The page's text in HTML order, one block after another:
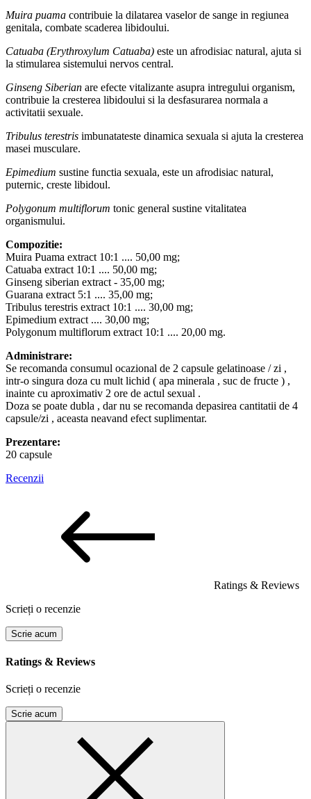
Muira puama contribuie la dilatarea vaselor de sange in regiunea
genitala, combate scaderea libidoului.
Catuaba (Erythroxylum Catuaba) este un afrodisiac natural, ajuta si
la stimularea sistemului nervos central.
Ginseng Siberian are efecte vitalizante asupra intregului organism,
contribuie la cresterea libidoului si la desfasurarea normala a
activitatii sexuale.
Tribulus terestris imbunatateste dinamica sexuala si ajuta la cresterea
masei musculare.
Epimedium sustine functia sexuala, este un afrodisiac natural,
puternic, creste libidoul.
Polygonum multiflorum tonic general sustine vitalitatea
organismului.
Compozitie:
Muira Puama extract 10:1 .... 50,00 mg;
Catuaba extract 10:1 .... 50,00 mg;
Ginseng siberian extract - 35,00 mg;
Guarana extract 5:1 .... 35,00 mg;
Tribulus terestris extract 10:1 .... 30,00 mg;
Epimedium extract .... 30,00 mg;
Polygonum multiflorum extract 10:1 .... 20,00 mg.
Administrare:
Se recomanda consumul ocazional de 2 capsule gelatinoase / zi ,
intr-o singura doza cu mult lichid ( apa minerala , suc de fructe ) ,
inainte cu aproximativ 2 ore de actul sexual .
Doza se poate dubla , dar nu se recomanda depasirea cantitatii de 4
capsule/zi , aceasta neavand efect suplimentar.
Prezentare:
20 capsule
Recenzii
Ratings & Reviews
Scrieți o recenzie
Scrie acum
Ratings & Reviews
Scrieți o recenzie
Scrie acum